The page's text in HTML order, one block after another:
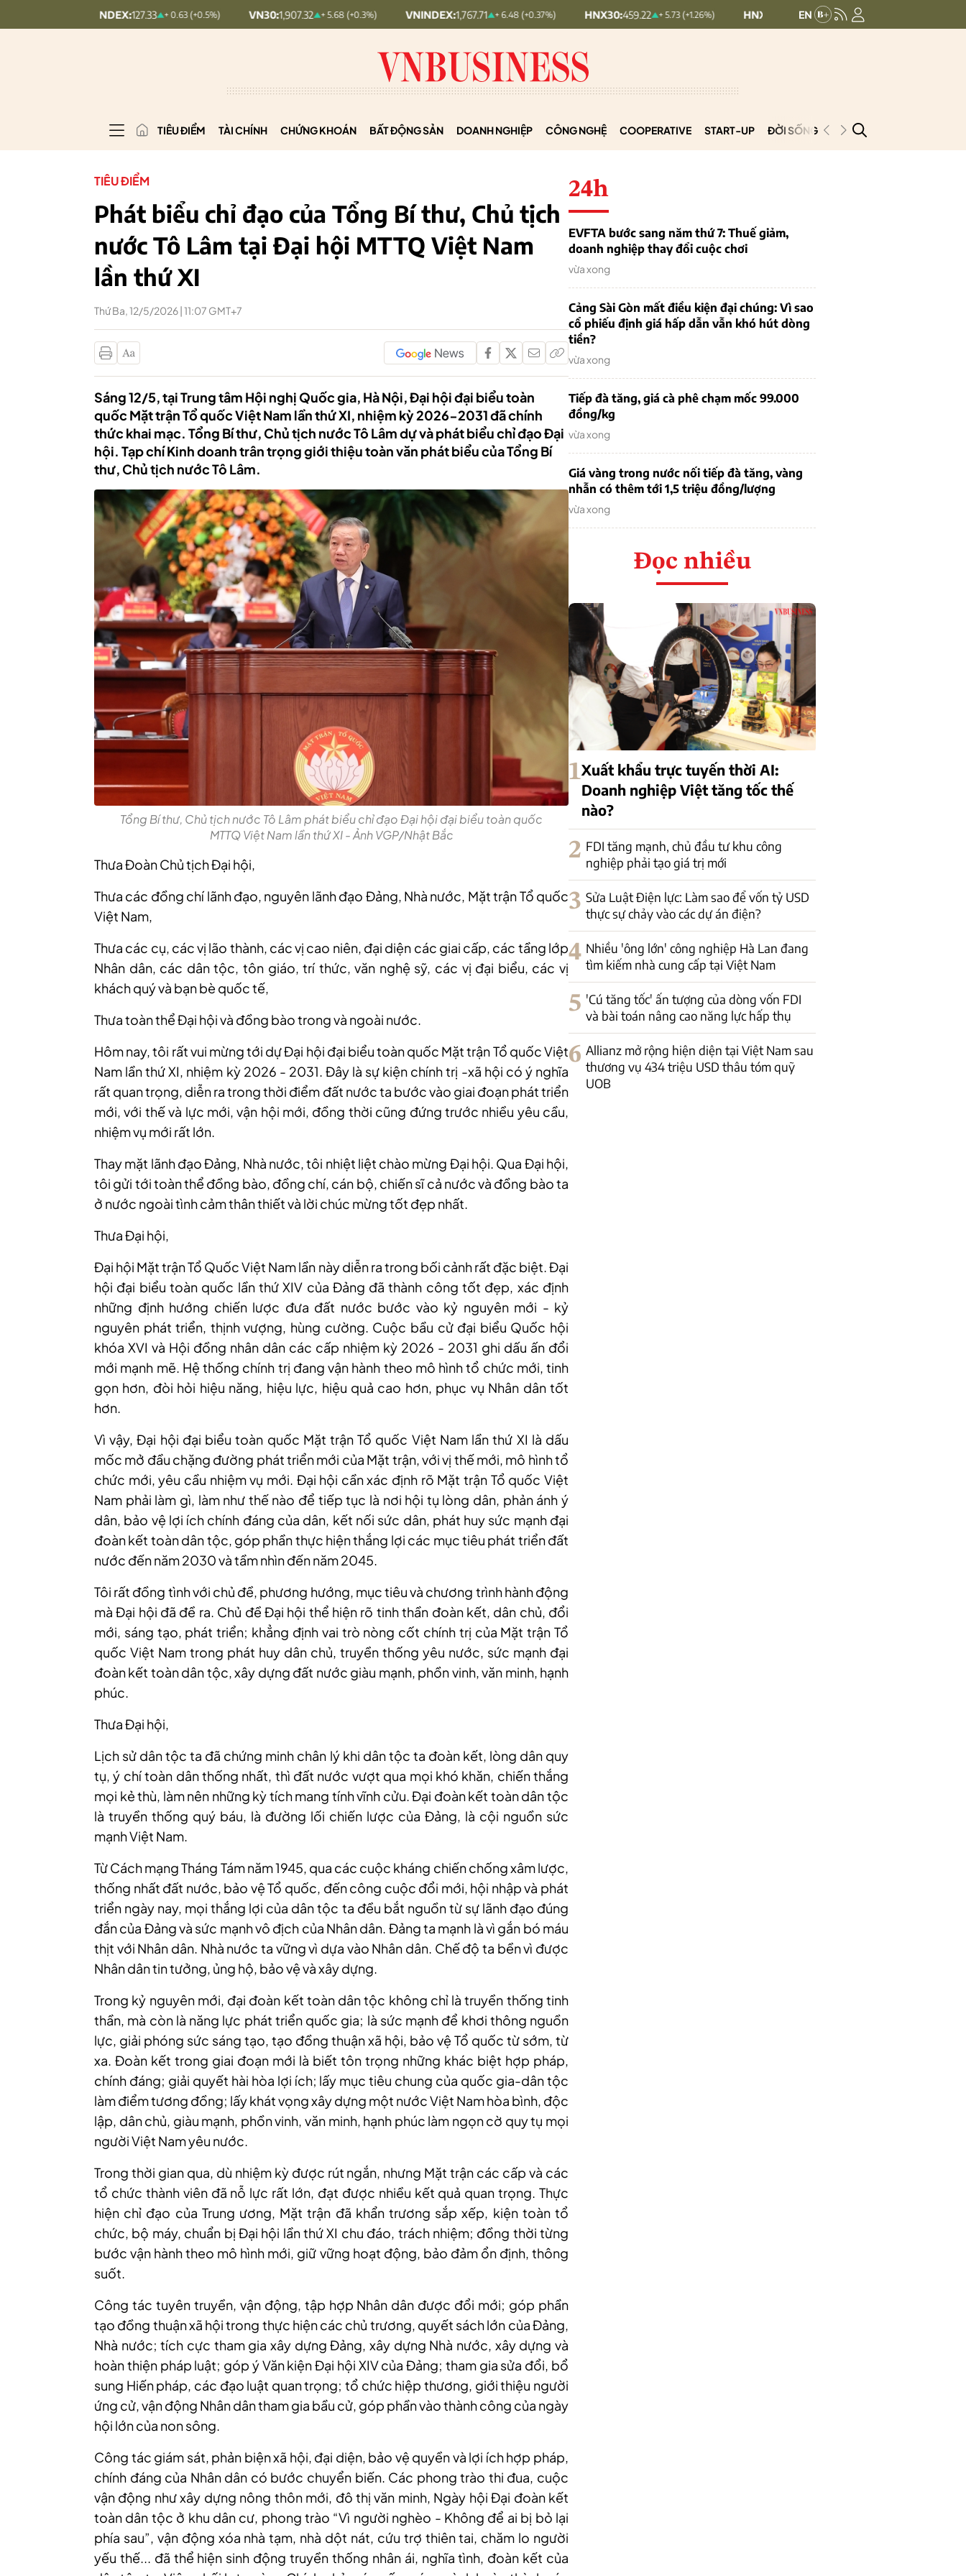
127.33 + 0.63 (+0.5%) VN30: 1,907.32 + 5.68 (+0.3%) VNINDEX: 1,767.71 + 6.48 (+0.37%) HNX30: 459.22 + 5.73 (+1.26%) HNXINDEX:292.69 0.5 (0.17%) UPCOMINDEX:
TIÊU ĐIỂM TÀI CHÍNH CHỨNG KHOÁN BẤT ĐỘNG SẢN DOANH NGHIỆP CÔNG NGHỆ COOPERATIVE START-UP ĐỜI SỐNG PODCAST
TIÊU ĐIỂM
Phát biểu chỉ đạo của Tổng Bí thư, Chủ tịch
nước Tô Lâm tại Đại hội MTTQ Việt Nam
lần thứ XI
Thứ Ba, 12/5/2026 | 11:07 GMT+7
Sáng 12/5, tại Trung tâm Hội nghị Quốc gia, Hà Nội, Đại hội đại biểu toàn
quốc Mặt trận Tổ quốc Việt Nam lần thứ XI, nhiệm kỳ 2026-2031 đã chính
thức khai mạc. Tổng Bí thư, Chủ tịch nước Tô Lâm dự và phát biểu chỉ đạo Đại
hội. Tạp chí Kinh doanh trân trọng giới thiệu toàn văn phát biểu của Tổng Bí
thư, Chủ tịch nước Tô Lâm.
Tổng Bí thư, Chủ tịch nước Tô Lâm phát biểu chỉ đạo Đại hội đại biểu toàn quốc
MTTQ Việt Nam lần thứ XI - Ảnh VGP/Nhật Bắc
Thưa Đoàn Chủ tịch Đại hội,
Thưa các đồng chí lãnh đạo, nguyên lãnh đạo Đảng, Nhà nước, Mặt trận Tổ quốc
Việt Nam,
Thưa các cụ, các vị lão thành, các vị cao niên, đại diện các giai cấp, các tầng lớp
Nhân dân, các dân tộc, tôn giáo, trí thức, văn nghệ sỹ, các vị đại biểu, các vị
khách quý và bạn bè quốc tế,
Thưa toàn thể Đại hội và đồng bào trong và ngoài nước.
Hôm nay, tôi rất vui mừng tới dự Đại hội đại biểu toàn quốc Mặt trận Tổ quốc Việt
Nam lần thứ XI, nhiệm kỳ 2026 - 2031. Đây là sự kiện chính trị -xã hội có ý nghĩa
rất quan trọng, diễn ra trong thời điểm đất nước ta bước vào giai đoạn phát triển
mới, với thế và lực mới, vận hội mới, đồng thời cũng đứng trước nhiều yêu cầu,
nhiệm vụ mới rất lớn.
Thay mặt lãnh đạo Đảng, Nhà nước, tôi nhiệt liệt chào mừng Đại hội. Qua Đại hội,
tôi gửi tới toàn thể đồng bào, đồng chí, cán bộ, chiến sĩ cả nước và đồng bào ta
ở nước ngoài tình cảm thân thiết và lời chúc mừng tốt đẹp nhất.
Thưa Đại hội,
Đại hội Mặt trận Tổ Quốc Việt Nam lần này diễn ra trong bối cảnh rất đặc biệt. Đại
hội đại biểu toàn quốc lần thứ XIV của Đảng đã thành công tốt đẹp, xác định
những định hướng chiến lược đưa đất nước bước vào kỷ nguyên mới - kỷ
nguyên phát triển, thịnh vượng, hùng cường. Cuộc bầu cử đại biểu Quốc hội
khóa XVI và Hội đồng nhân dân các cấp nhiệm kỳ 2026 - 2031 ghi dấu ấn đổi
mới mạnh mẽ. Hệ thống chính trị đang vận hành theo mô hình tổ chức mới, tinh
gọn hơn, đòi hỏi hiệu năng, hiệu lực, hiệu quả cao hơn, phục vụ Nhân dân tốt
hơn.
Vì vậy, Đại hội đại biểu toàn quốc Mặt trận Tổ quốc Việt Nam lần thứ XI là dấu
mốc mở đầu chặng đường phát triển mới của Mặt trận, với vị thế mới, mô hình tổ
chức mới, yêu cầu nhiệm vụ mới. Đại hội cần xác định rõ Mặt trận Tổ quốc Việt
Nam phải làm gì, làm như thế nào để tiếp tục là nơi hội tụ lòng dân, phản ánh ý
dân, bảo vệ lợi ích chính đáng của dân, kết nối sức dân, phát huy sức mạnh đại
đoàn kết toàn dân tộc, góp phần thực hiện thắng lợi các mục tiêu phát triển đất
nước đến năm 2030 và tầm nhìn đến năm 2045.
Tôi rất đồng tình với chủ đề, phương hướng, mục tiêu và chương trình hành động
mà Đại hội đã đề ra. Chủ đề Đại hội thể hiện rõ tinh thần đoàn kết, dân chủ, đổi
mới, sáng tạo, phát triển; khẳng định vai trò nòng cốt chính trị của Mặt trận Tổ
quốc Việt Nam trong phát huy dân chủ, truyền thống yêu nước, sức mạnh đại
đoàn kết toàn dân tộc, xây dựng đất nước giàu mạnh, phồn vinh, văn minh, hạnh
phúc.
Thưa Đại hội,
Lịch sử dân tộc ta đã chứng minh chân lý khi dân tộc ta đoàn kết, lòng dân quy
tụ, ý chí toàn dân thống nhất, thì đất nước vượt qua mọi khó khăn, chiến thắng
mọi kẻ thù, làm nên những kỳ tích mang tính vĩnh cửu. Đại đoàn kết toàn dân tộc
là truyền thống quý báu, là đường lối chiến lược của Đảng, là cội nguồn sức
mạnh Việt Nam.
Từ Cách mạng Tháng Tám năm 1945, qua các cuộc kháng chiến chống xâm lược,
thống nhất đất nước, bảo vệ Tổ quốc, đến công cuộc đổi mới, hội nhập và phát
triển ngày nay, mọi thắng lợi của dân tộc ta đều bắt nguồn từ sự lãnh đạo đúng
đắn của Đảng và sức mạnh vô địch của Nhân dân. Đảng ta mạnh là vì gắn bó máu
thịt với Nhân dân. Nhà nước ta vững vì dựa vào Nhân dân. Chế độ ta bền vì được
Nhân dân tin tưởng, ủng hộ, bảo vệ và xây dựng.
Trong kỷ nguyên mới, đại đoàn kết toàn dân tộc không chỉ là truyền thống tinh
thần, mà còn là năng lực phát triển quốc gia; là sức mạnh để khơi thông nguồn
lực, giải phóng sức sáng tạo, tạo đồng thuận xã hội, bảo vệ Tổ quốc từ sớm, từ
xa. Đoàn kết trong giai đoạn mới là biết tôn trọng những khác biệt hợp pháp,
chính đáng; giải quyết hài hòa lợi ích; lấy mục tiêu chung của quốc gia-dân tộc
làm điểm tương đồng; lấy khát vọng xây dựng một nước Việt Nam hòa bình, độc
lập, dân chủ, giàu mạnh, phồn vinh, văn minh, hạnh phúc làm ngọn cờ quy tụ mọi
người Việt Nam yêu nước.
Trong thời gian qua, dù nhiệm kỳ được rút ngắn, nhưng Mặt trận các cấp và các
tổ chức thành viên đã nỗ lực rất lớn, đạt được nhiều kết quả quan trọng. Thực
hiện chỉ đạo của Trung ương, Mặt trận đã khẩn trương sắp xếp, kiện toàn tổ
chức, bộ máy, chuẩn bị Đại hội lần thứ XI chu đáo, trách nhiệm; đồng thời từng
bước vận hành theo mô hình mới, giữ vững hoạt động, bảo đảm ổn định, thông
suốt.
Công tác tuyên truyền, vận động, tập hợp Nhân dân được đổi mới; góp phần
tạo đồng thuận xã hội trong thực hiện các chủ trương, quyết sách lớn của Đảng,
Nhà nước; tích cực tham gia xây dựng Đảng, xây dựng Nhà nước, xây dựng và
hoàn thiện pháp luật; góp ý Văn kiện Đại hội XIV của Đảng; tham gia sửa đổi, bổ
sung Hiến pháp, các đạo luật quan trọng; tổ chức hiệp thương, giới thiệu người
ứng cử, vận động Nhân dân tham gia bầu cử, góp phần vào thành công của ngày
hội lớn của non sông.
Công tác giám sát, phản biện xã hội, đại diện, bảo vệ quyền và lợi ích hợp pháp,
chính đáng của Nhân dân có bước chuyển biến. Các phong trào thi đua, cuộc
vận động như xây dựng nông thôn mới, đô thị văn minh, Ngày hội Đại đoàn kết
toàn dân tộc ở khu dân cư, phong trào “Vì người nghèo - Không để ai bị bỏ lại
phía sau”, vận động xóa nhà tạm, nhà dột nát, cứu trợ thiên tai, chăm lo người
yếu thế... đã thể hiện sinh động truyền thống nhân ái, nghĩa tình, đoàn kết của
24h
EVFTA bước sang năm thứ 7: Thuế giảm,
doanh nghiệp thay đổi cuộc chơi
vừa xong
Cảng Sài Gòn mất điều kiện đại chúng: Vì sao
cổ phiếu định giá hấp dẫn vẫn khó hút dòng
tiền?
vừa xong
Tiếp đà tăng, giá cà phê chạm mốc 99.000
đồng/kg
vừa xong
Giá vàng trong nước nối tiếp đà tăng, vàng
nhẫn có thêm tới 1,5 triệu đồng/lượng
vừa xong
Đọc nhiều
1Xuất khẩu trực tuyến thời AI:
Doanh nghiệp Việt tăng tốc thế
nào?
2 FDI tăng mạnh, chủ đầu tư khu công
nghiệp phải tạo giá trị mới
3 Sửa Luật Điện lực: Làm sao để vốn tỷ USD
thực sự chảy vào các dự án điện?
4 Nhiều 'ông lớn' công nghiệp Hà Lan đang
tìm kiếm nhà cung cấp tại Việt Nam
5 'Cú tăng tốc' ấn tượng của dòng vốn FDI
và bài toán nâng cao năng lực hấp thụ
6 Allianz mở rộng hiện diện tại Việt Nam sau
thương vụ 434 triệu USD thâu tóm quỹ
UOB